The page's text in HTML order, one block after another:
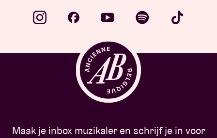
Maak je inbox muzikaler en schrijf je in voor